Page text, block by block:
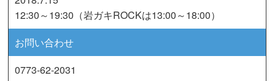
12:30～19:30（岩ガキROCKは13:00～18:00）
お問い合わせ
0773-62-2031